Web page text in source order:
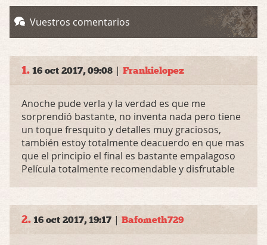
Vuestros comentarios
1. 16 oct 2017, 09:08 | Frankielopez
Anoche pude verla y la verdad es que me
sorprendió bastante, no inventa nada pero tiene
un toque fresquito y detalles muy graciosos,
también estoy totalmente deacuerdo en que mas
que el principio el final es bastante empalagoso
Película totalmente recomendable y disfrutable
2. 16 oct 2017, 19:17 | Bafometh729